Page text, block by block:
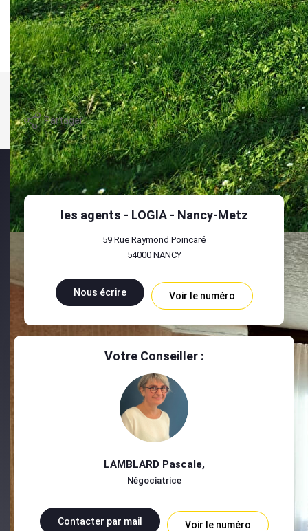
**Honoraires à la charge du vendeur
Nos honoraires Nous contacter
Imprimer
Partager
les agents - LOGIA - Nancy-Metz
59 Rue Raymond Poincaré
54000 NANCY
Nous écrire Voir le numéro
Votre Conseiller :
LAMBLARD Pascale,
Négociatrice
Contacter par mail Voir le numéro